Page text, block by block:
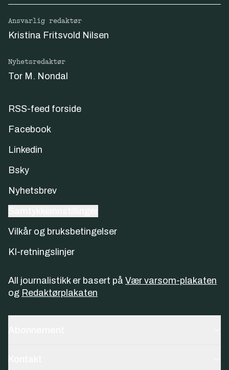
Ansvarlig redaktør
Kristina Fritsvold Nilsen
Nyhetsredaktør
Tor M. Nondal
RSS-feed forside
Facebook
Linkedin
Bsky
Nyhetsbrev
Vilkår og bruksbetingelser
KI-retningslinjer
All journalistikk er basert på Vær varsom-plakaten
og Redaktørplakaten